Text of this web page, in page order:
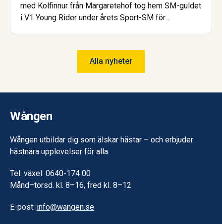
med Kolfinnur från Margaretehof tog hem SM-guldet
i V1 Young Rider under årets Sport-SM för
och går nu Hovslagarutbildningen, även den på
Alla nyheter
Wången
Wången utbildar dig som älskar hästar – och erbjuder
hästnära upplevelser för alla.
Tel. växel: 0640-174 00
Månd–torsd. kl. 8–16, fred kl. 8–12
E-post: info@wangen.se